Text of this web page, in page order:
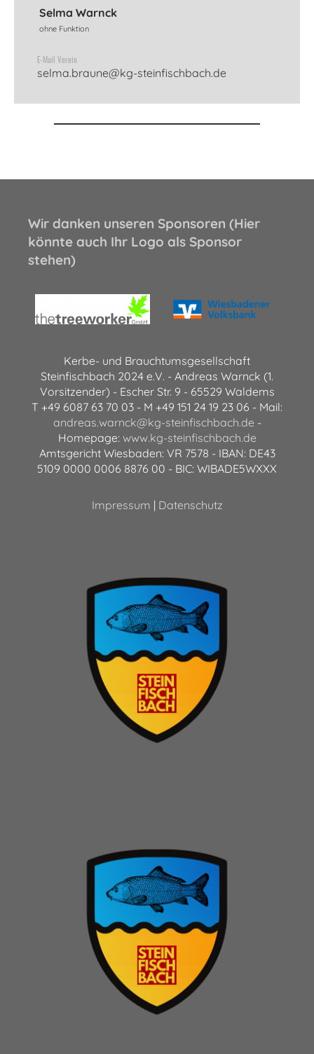
Selma Warnck
ohne Funktion
E-Mail Verein
selma.braune@kg-steinfischbach.de
Wir danken unseren Sponsoren (Hier
könnte auch Ihr Logo als Sponsor
stehen)
Kerbe- und Brauchtumsgesellschaft
Steinfischbach 2024 e.V. - Andreas Warnck (1.
Vorsitzender) - Escher Str. 9 - 65529 Waldems
T +49 6087 63 70 03 - M +49 151 24 19 23 06 - Mail:
andreas.warnck@kg-steinfischbach.de -
Homepage: www.kg-steinfischbach.de
Amtsgericht Wiesbaden: VR 7578 - IBAN: DE43
5109 0000 0006 8876 00 - BIC: WIBADE5WXXX
Impressum | Datenschutz